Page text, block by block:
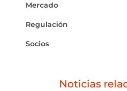
Mercado
Regulación
Socios
Noticias